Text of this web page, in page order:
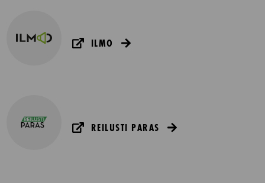
ILMO
REILUSTI PARAS